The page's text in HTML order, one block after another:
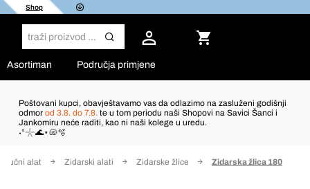
Shop
Asortiman Područja primjene
Poštovani kupci, obavještavamo vas da odlazimo na zasluženi godišnji
odmor od 3.8. do 7.8. te u tom periodu naši Shopovi na Savici Šanci i
Jankomiru neće raditi, kao ni naši kolege u uredu.
˖°𓇼🌊⋆🐚🫧
Ručni alat Zidarski alati Zidarske žlice Zidarska žlica 180